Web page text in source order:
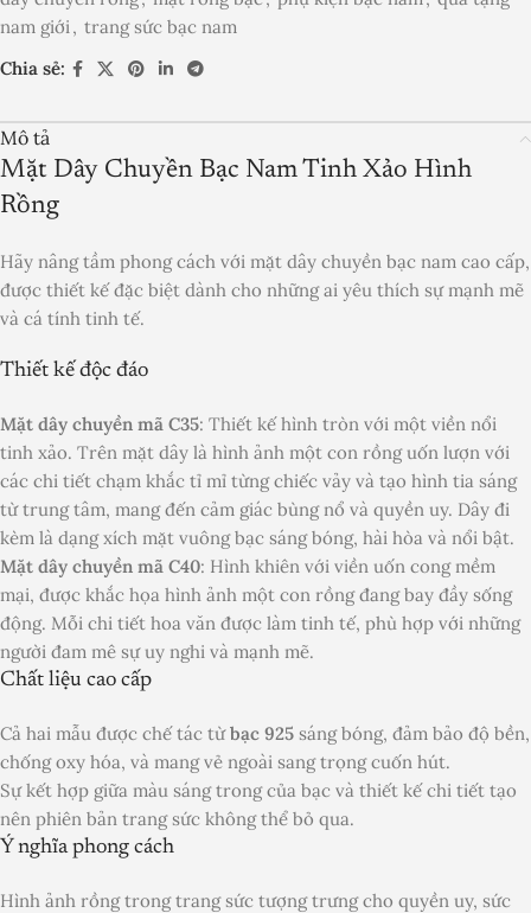
nam giới, trang sức bạc nam
Chia sẻ:
Mô tả
Mặt Dây Chuyền Bạc Nam Tinh Xảo Hình
Rồng
Hãy nâng tầm phong cách với mặt dây chuyền bạc nam cao cấp,
được thiết kế đặc biệt dành cho những ai yêu thích sự mạnh mẽ
và cá tính tinh tế.
Thiết kế độc đáo
Mặt dây chuyền mã C35: Thiết kế hình tròn với một viền nổi
tinh xảo. Trên mặt dây là hình ảnh một con rồng uốn lượn với
các chi tiết chạm khắc tỉ mỉ từng chiếc vảy và tạo hình tia sáng
từ trung tâm, mang đến cảm giác bùng nổ và quyền uy. Dây đi
kèm là dạng xích mặt vuông bạc sáng bóng, hài hòa và nổi bật.
Mặt dây chuyền mã C40: Hình khiên với viền uốn cong mềm
mại, được khắc họa hình ảnh một con rồng đang bay đầy sống
động. Mỗi chi tiết hoa văn được làm tinh tế, phù hợp với những
người đam mê sự uy nghi và mạnh mẽ.
Chất liệu cao cấp
Cả hai mẫu được chế tác từbạc 925 sáng bóng, đảm bảo độ bền,
chống oxy hóa, và mang vẻ ngoài sang trọng cuốn hút.
Sự kết hợp giữa màu sáng trong của bạc và thiết kế chi tiết tạo
nên phiên bản trang sức không thể bỏ qua.
Ý nghĩa phong cách
Hình ảnh rồng trong trang sức tượng trưng cho quyền uy, sức